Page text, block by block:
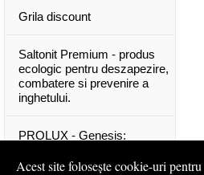
Grila discount
Saltonit Premium - produs
ecologic pentru deszapezire,
combatere si prevenire a
inghetului.
PROLUX - Genesis:
calitate superioara
Acest site folosește cookie-uri